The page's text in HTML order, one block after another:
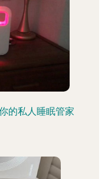
的私人睡眠管家